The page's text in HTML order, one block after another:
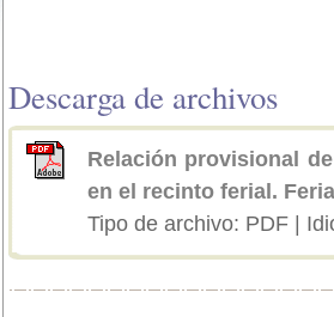
Descarga de archivos
Relación provisional
en el recinto ferial.
Tipo de archivo: PDF |